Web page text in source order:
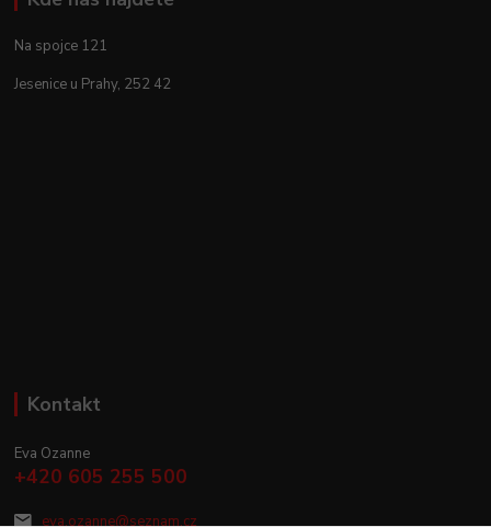
Na spojce 121
Jesenice u Prahy, 252 42
Kontakt
Eva Ozanne
+420 605 255 500
eva.ozanne@seznam.cz